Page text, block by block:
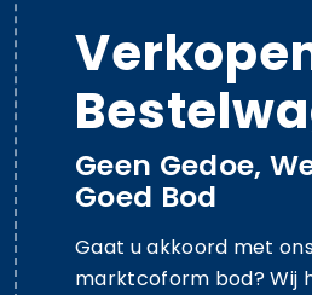
Geen Gedoe,
Goed Bod
Gaat u akkoord met
marktcoform bod? Wij